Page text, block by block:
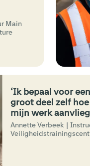
‘Ik bepaal
groot deel zelf
mijn werk
Annette Verbeek |